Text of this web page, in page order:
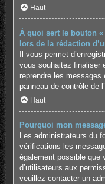
Haut
À quoi sert le bouton
lors de la rédaction
Il vous permet
vous souhaitez finaliser
reprendre les
panneau de contrôle de
Haut
Pourquoi mon
Les administrateurs du
vérifications les
également possible que
d’utilisateurs aux
veuillez contacter un